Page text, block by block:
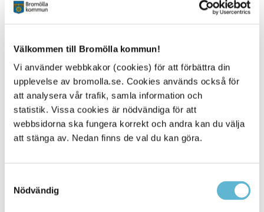
Välkommen till Bromölla kommun!
Vi använder webbkakor (cookies) för att förbättra din
upplevelse av bromolla.se. Cookies används också för
att analysera vår trafik, samla information och
statistik. Vissa cookies är nödvändiga för att
webbsidorna ska fungera korrekt och andra kan du välja
att stänga av. Nedan finns de val du kan göra.
Nödvändig
68
Alla platser